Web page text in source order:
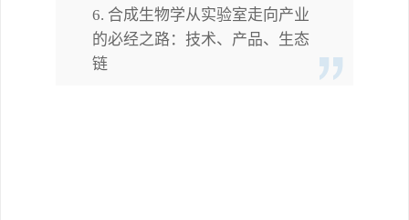
6. 合成生物学从实验室走向产业
的必经之路：技术、产品、生态
链